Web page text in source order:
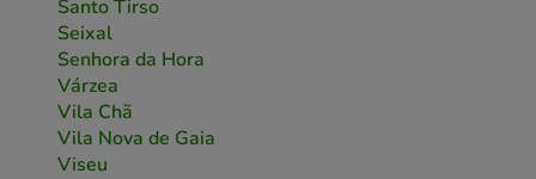
Santo Tirso
Seixal
Senhora da Hora
Várzea
Vila Chã
Vila Nova de Gaia
Viseu